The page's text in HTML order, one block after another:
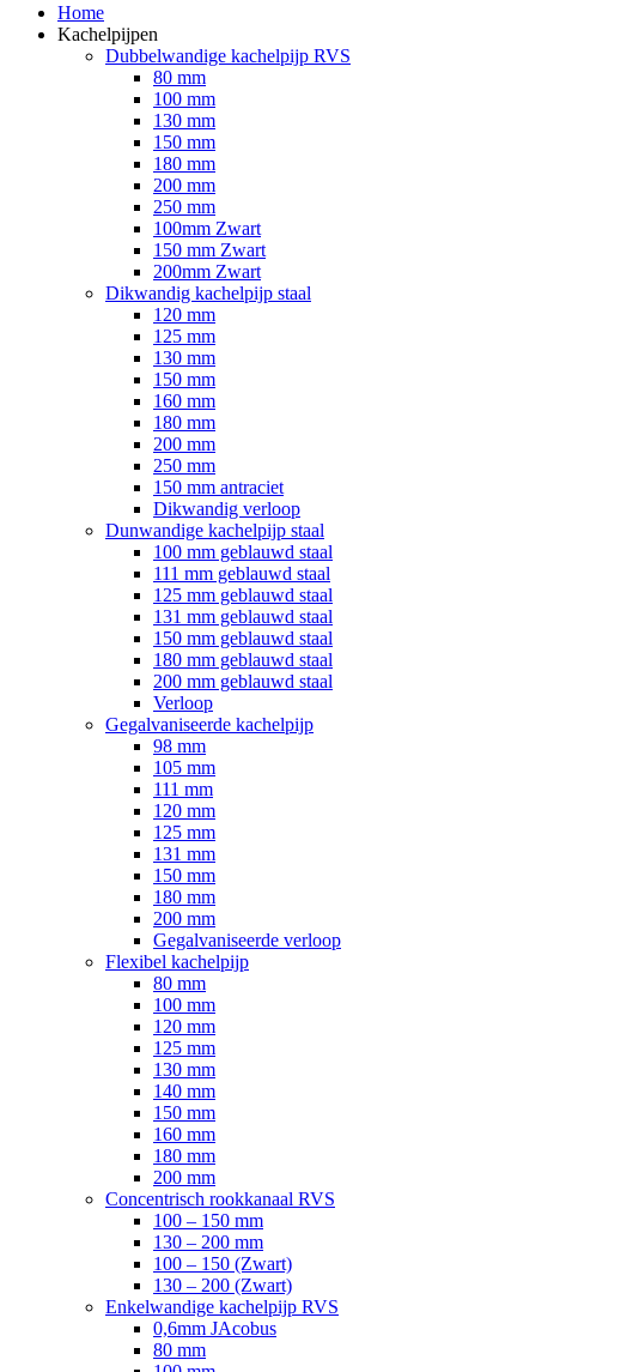
Home
Kachelpijpen
Dubbelwandige kachelpijp RVS
80 mm
100 mm
130 mm
150 mm
180 mm
200 mm
250 mm
100mm Zwart
150 mm Zwart
200mm Zwart
Dikwandig kachelpijp staal
120 mm
125 mm
130 mm
150 mm
160 mm
180 mm
200 mm
250 mm
150 mm antraciet
Dikwandig verloop
Dunwandige kachelpijp staal
100 mm geblauwd staal
111 mm geblauwd staal
125 mm geblauwd staal
131 mm geblauwd staal
150 mm geblauwd staal
180 mm geblauwd staal
200 mm geblauwd staal
Verloop
Gegalvaniseerde kachelpijp
98 mm
105 mm
111 mm
120 mm
125 mm
131 mm
150 mm
180 mm
200 mm
Gegalvaniseerde verloop
Flexibel kachelpijp
80 mm
100 mm
120 mm
125 mm
130 mm
140 mm
150 mm
160 mm
180 mm
200 mm
Concentrisch rookkanaal RVS
100 – 150 mm
130 – 200 mm
100 – 150 (Zwart)
130 – 200 (Zwart)
Enkelwandige kachelpijp RVS
0,6mm JAcobus
80 mm